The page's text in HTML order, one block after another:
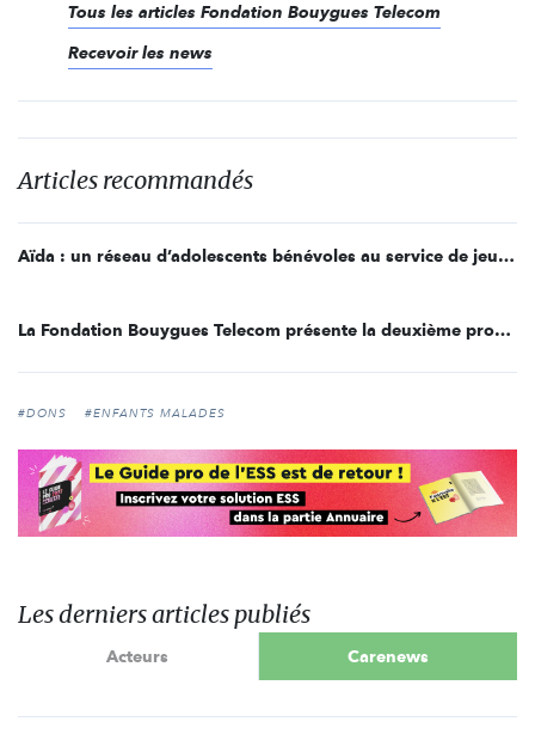
Tous les articles Fondation Bouygues Telecom
Recevoir les news
Articles recommandés
Aïda : un réseau d’adolescents bénévoles au service de jeunes atteints d’un cancer
La Fondation Bouygues Telecom présente la deuxième promotion d’Incub’Asso
#DONS #ENFANTS MALADES
Les derniers articles publiés
Acteurs Carenews